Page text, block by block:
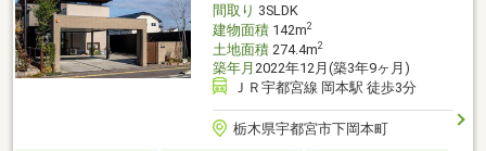
間取り 3SLDK
建物面積142m2
土地面積274.4m2
築年月 2022年12月(築3年9ヶ月)
ＪＲ宇都宮線 岡本駅 徒歩3分
栃木県宇都宮市下岡本町